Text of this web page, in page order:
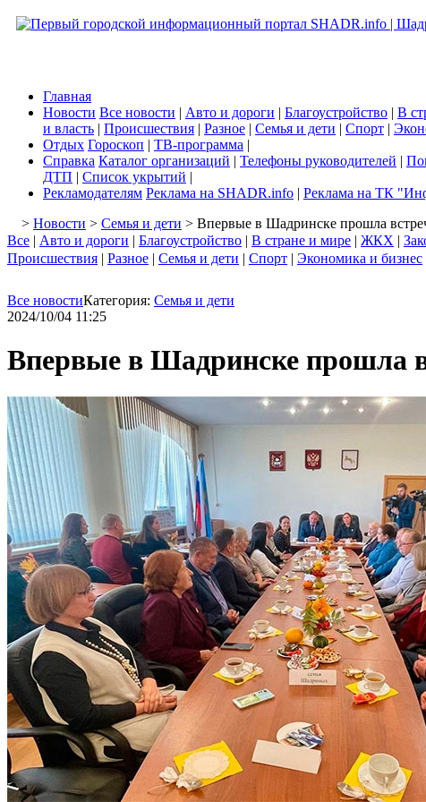
Главная
Новости Все новости | Авто и дороги | Благоустройство | В
и власть | Происшествия | Разное | Семья и дети | Спорт |
Отдых Гороскоп | ТВ-программа |
Справка Каталог организаций | Телефоны руководителей |
ДТП | Список укрытий |
Рекламодателям Реклама на SHADR.info | Реклама на ТК
> Новости > Семья и дети > Впервые в Шадринске прошла
Все | Авто и дороги | Благоустройство | В стране и мире | ЖКХ |
Происшествия | Разное | Семья и дети | Спорт | Экономика и бизнес
Все новостиКатегория: Семья и дети
2024/10/04 11:25
Впервые в Шадринске прошла